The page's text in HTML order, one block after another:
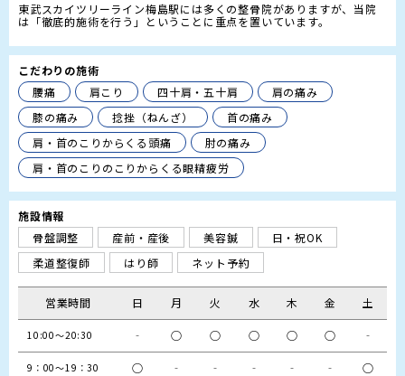
東武スカイツリーライン梅島駅には多くの整骨院がありますが、当院
は「徹底的施術を行う」ということに重点を置いています。
こだわりの施術
腰痛
肩こり 四十肩・五十肩
肩の痛み
膝の痛み
捻挫（ねんざ）
首の痛み
肩・首のこりからくる頭痛
肘の痛み
肩・首のこりのこりからくる眼精疲労
施設情報
骨盤調整
産前・産後 美容鍼
日・祝OK
柔道整復師
はり師 ネット予約
営業時間 日 月 火 水 木 金 土
10:00～20:30 ‐ ○ ○ ○ ○ ○ ‐
9：00～19：30 ○ ‐ ‐ ‐ ‐ ‐ ○